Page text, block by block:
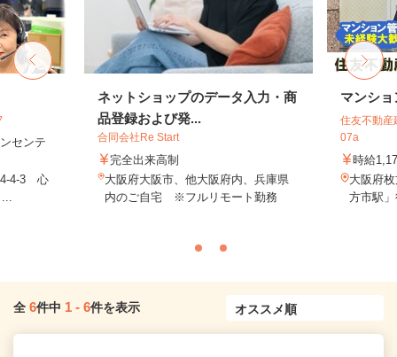
センテ
4-4-3 心
ネットショップのデータ入力・商
品登録および発...
合同会社Re Start
完全出来高制
大阪府大阪市、他大阪府内、兵庫県
内のご自宅 ※フルリモート勤務
マンシ
住友不動産
07a
時給
大阪府
方市駅
全 6件中 1 - 6件を表示